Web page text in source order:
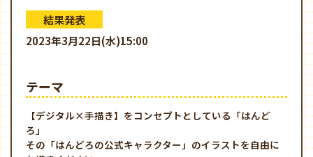
結果発表
2023年3月22日(水)15:00
テーマ
【デジタル×手描き】をコンセプトとしている「はんど
ろ」
その「はんどろの公式キャラクター」のイラストを自由に